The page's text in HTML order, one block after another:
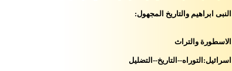
النبى ابراهيم والتاريخ المجهول:
الاسطورة والتراث
اسرائيل:التوراه--التاريخ--التضليل